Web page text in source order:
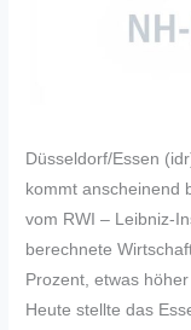
Düsseldorf/Essen
kommt anscheinend
vom RWI – Leibniz-
berechnete
Prozent, etwas
Heute stellte das